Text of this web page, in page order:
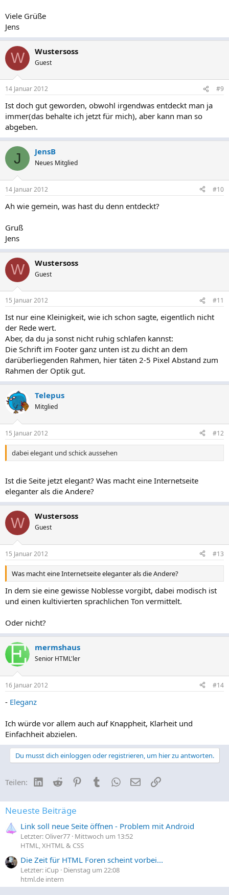
Viele Grüße
Jens
W Wustersoss
Guest
14 Januar 2012 #9
Ist doch gut geworden, obwohl irgendwas entdeckt man ja
immer(das behalte ich jetzt für mich), aber kann man so
abgeben.
J JensB
Neues Mitglied
14 Januar 2012 #10
Ah wie gemein, was hast du denn entdeckt?
Gruß
Jens
W Wustersoss
Guest
15 Januar 2012 #11
Ist nur eine Kleinigkeit, wie ich schon sagte, eigentlich nicht
der Rede wert.
Aber, da du ja sonst nicht ruhig schlafen kannst:
Die Schrift im Footer ganz unten ist zu dicht an dem
darüberliegenden Rahmen, hier täten 2-5 Pixel Abstand zum
Rahmen der Optik gut.
Telepus
Mitglied
15 Januar 2012 #12
dabei elegant und schick aussehen
Ist die Seite jetzt elegant? Was macht eine Internetseite
eleganter als die Andere?
W Wustersoss
Guest
15 Januar 2012 #13
Was macht eine Internetseite eleganter als die Andere?
In dem sie eine gewisse Noblesse vorgibt, dabei modisch ist
und einen kultivierten sprachlichen Ton vermittelt.
Oder nicht?
mermshaus
Senior HTML'ler
16 Januar 2012 #14
- Eleganz
Ich würde vor allem auch auf Knappheit, Klarheit und
Einfachheit abzielen.
Du musst dich einloggen oder registrieren, um hier zu antworten.
Teilen: LinkedIn
Reddit PinterestTumblrWhatsApp
E-MailLink
Neueste Beiträge
Link soll neue Seite öffnen - Problem mit Android
Letzter: Oliver77 Mittwoch um 13:52
HTML, XHTML & CSS
Die Zeit für HTML Foren scheint vorbei...
Letzter: iCup Dienstag um 22:08
html.de intern